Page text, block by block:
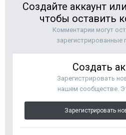
Создайте аккаунт
чтобы оставить
Комментарии могут
зарегистрированные
Создать
Зарегистрировать
нашем сообществе.
Зарегистрировать